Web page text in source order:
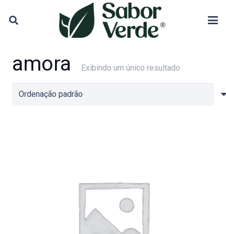
amora Exibindo um único resultado